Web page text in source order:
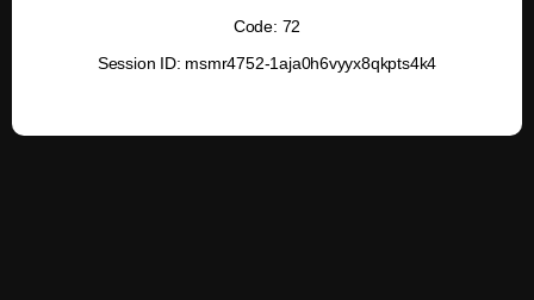
Code: 72
Session ID: msmr4752-1aja0h6vyyx8qkpts4k4